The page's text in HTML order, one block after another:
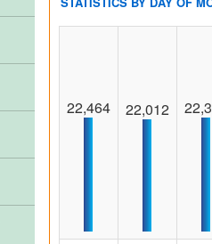
22,464 22,012